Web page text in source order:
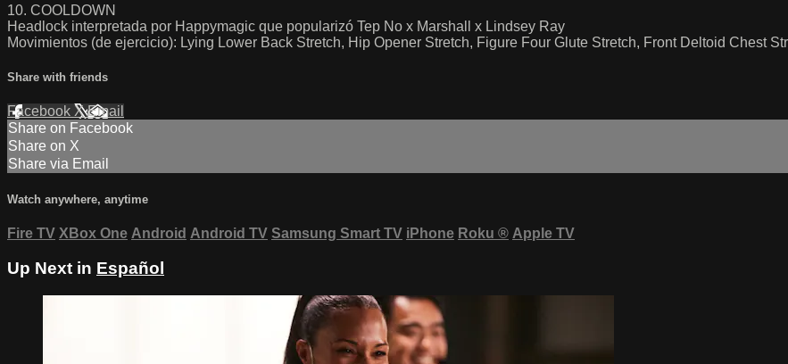
10. COOLDOWN
Headlock interpretada por Happymagic que popularizó Tep No x Marshall x Lindsey Ray
Movimientos (de ejercicio): Lying Lower Back Stretch, Hip Opener Stretch, Figure Four Glute Stretch, Front Deltoid Chest
Share with friends
Facebook XEmail
Share on Facebook
Share on X
Share via Email
Watch anywhere, anytime
Fire TV XBox One Android Android TV Samsung Smart TV iPhone Roku ® Apple TV
Up Next in Español